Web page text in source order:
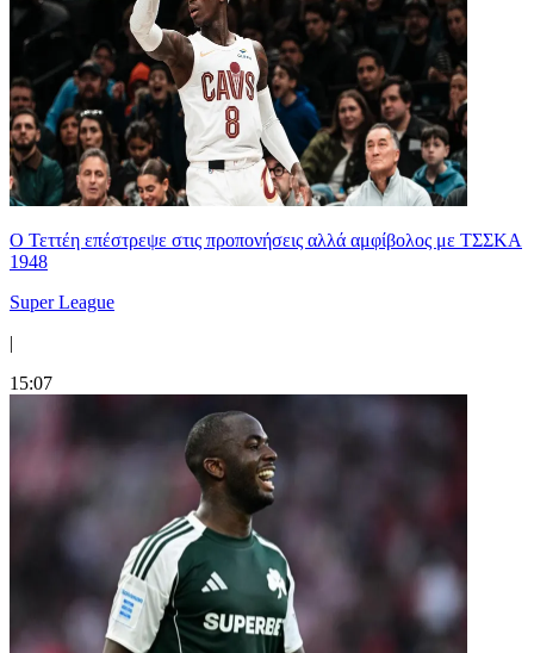
Ο Τεττέη επέστρεψε στις προπονήσεις αλλά αμφίβολος με ΤΣΣΚΑ
1948
Super League
|
15:07